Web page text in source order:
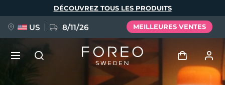
DÉCOUVREZ TOUS LES PRODUITS
US 8/11/26 MEILLEURES VENTES